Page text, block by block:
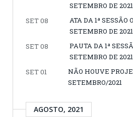
SETEMBRO DE 2021
SET 08
ATA DA 1ª SESSÃO
SETEMBRO DE 2021
SET 08
PAUTA DA 1ª
SETEMBRO DE 2021
SET 01
NÃO HOUVE
SETEMBRO/2021
AGOSTO, 2021